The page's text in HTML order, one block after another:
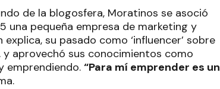
de la blogosfera, Moratinos se asoció
una pequeña empresa de marketing y
su pasado como ‘influencer’ sobre
aprovechó sus conocimientos como
emprendiendo. “Para mí emprender es un